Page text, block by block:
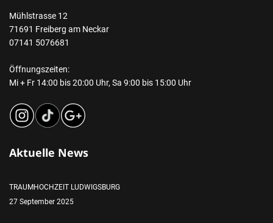
Mühlstrasse 12
71691 Freiberg am Neckar
07141 5076681
Öffnungszeiten:
Mi + Fr 14:00 bis 20:00 Uhr, Sa 9:00 bis 15:00 Uhr
Aktuelle News
TRAUMHOCHZEIT LUDWIGSBURG
27 September 2025